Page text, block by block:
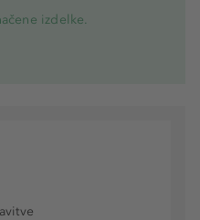
izdelke.